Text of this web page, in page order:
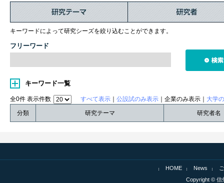
キーワードによって研究シーズを絞り込むことができます。
フリーワード
キーワード一覧
全0件 表示件数 すべて表示 公設試のみ表示 ｜企業のみ表示｜ 大学
分類
研究テーマ 研究者名
HOME News
Copyright © 信